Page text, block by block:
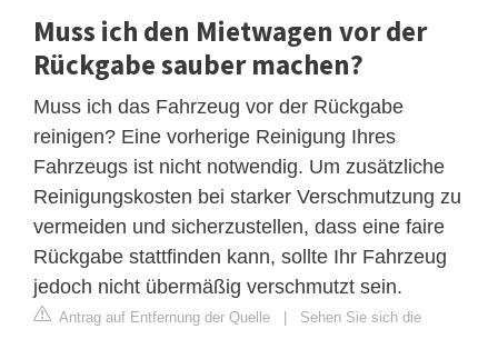
Muss ich den Mietwagen vor der
Rückgabe sauber machen?
Muss ich das Fahrzeug vor der Rückgabe
reinigen? Eine vorherige Reinigung Ihres
Fahrzeugs ist nicht notwendig. Um zusätzliche
Reinigungskosten bei starker Verschmutzung zu
vermeiden und sicherzustellen, dass eine faire
Rückgabe stattfinden kann, sollte Ihr Fahrzeug
jedoch nicht übermäßig verschmutzt sein.
Antrag auf Entfernung der Quelle | Sehen Sie sich die